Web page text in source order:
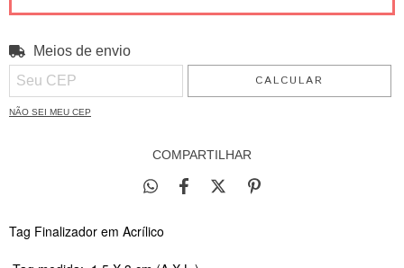
Entregas para o CEP:
Meios de envio
CALCULAR
NÃO SEI MEU CEP
COMPARTILHAR
Tag Finalizador em Acrílico